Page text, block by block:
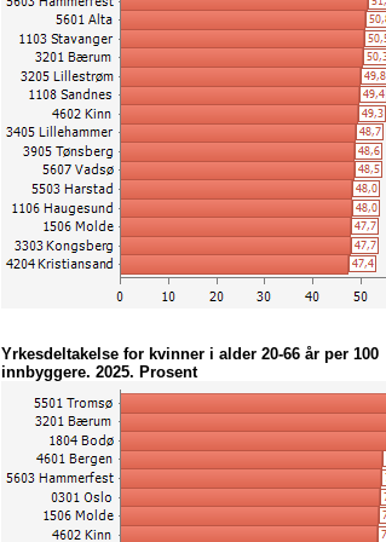
63,0 68,3 71,6
63,8 68,3 73,8
63,6 67,6 72,3
63,0
62,5 67,9 71,7
63,0 70,5 71,9
62,5
61,1 67,9 71,1
61,4 66,9 71,1
63,5 69,5 72,3
61,7
61,0 67,1 71,0
68,6 69,6
60,8 69,1
62,4 70,0
66,6 70,2
59,9 64,5 69,4
60,2
60,6 66,6 70,3
59,2 64,4 68,4
61,4
59,3
Yrkesdeltakelse for kvinner i alder 20-66 år per 100
innbyggere. 2025. Prosent